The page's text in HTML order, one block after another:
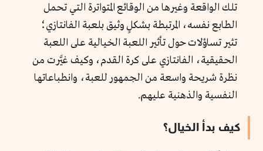
تلك الواقعة وغيرها من الوقائع المتواترة التي تحمل
الطابع نفسه، المرتبطة بشكلٍ وثيق بلعبة الفانتازي؛
تثير تساؤلات حول تأثير اللعبة الخيالية على اللعبة
الحقيقية، الفانتازي على كرة القدم، وكيف غيَّرت من
نظرة شريحة واسعة من الجمهور للعبة، وانطباعاتها
النفسية والذهنية عليهم.
كيف بدأ الخيال؟